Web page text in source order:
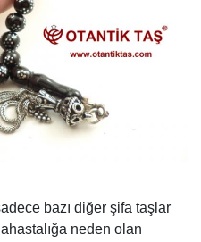
bazı diğer şifa taşlar
neden olan